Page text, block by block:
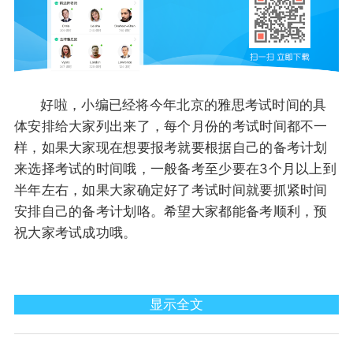
好啦，小编已经将今年北京的雅思考试时间的具
体安排给大家列出来了，每个月份的考试时间都不一
样，如果大家现在想要报考就要根据自己的备考计划
来选择考试的时间哦，一般备考至少要在3个月以上到
半年左右，如果大家确定好了考试时间就要抓紧时间
安排自己的备考计划咯。希望大家都能备考顺利，预
祝大家考试成功哦。
显示全文